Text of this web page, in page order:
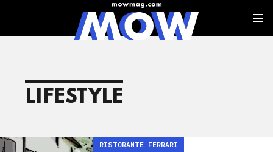
LIFESTYLE
RISTORANTE FERRARI